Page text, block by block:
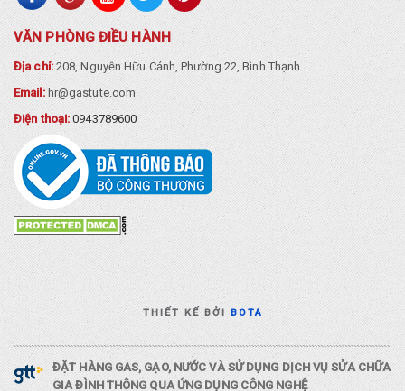
VĂN PHÒNG ĐIỀU HÀNH
Địa chỉ:208, Nguyễn Hữu Cảnh, Phường 22, Bình Thạnh
Email: hr@gastute.com
Điện thoại:0943789600
THIẾT KẾ BỞIBOTA
ĐẶT HÀNG GAS, GẠO, NƯỚC VÀ SỬ DỤNG DỊCH VỤ SỬA CHỮA
GIA ĐÌNH THÔNG QUA ỨNG DỤNG CÔNG NGHỆ